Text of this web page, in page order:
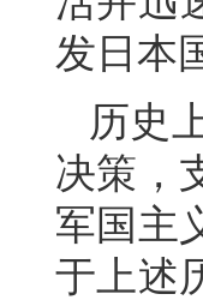
发日本
历史
决策，
军国主
于上述